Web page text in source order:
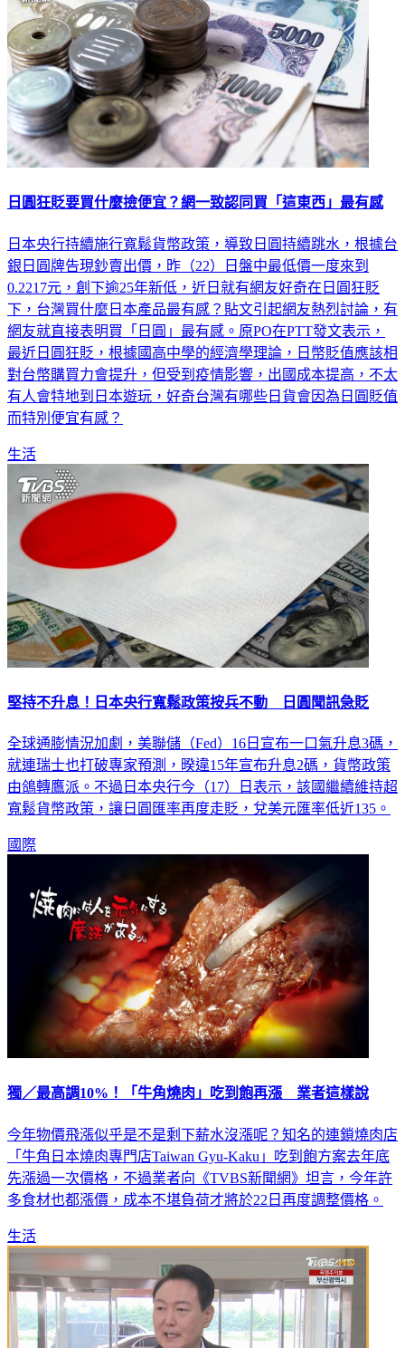
日圓狂貶要買什麼撿便宜？網一致認同買「這東西」最有感
日本央行持續施行寬鬆貨幣政策，導致日圓持續跳水，根據台
銀日圓牌告現鈔賣出價，昨（22）日盤中最低價一度來到
0.2217元，創下逾25年新低，近日就有網友好奇在日圓狂貶
下，台灣買什麼日本產品最有感？貼文引起網友熱烈討論，有
網友就直接表明買「日圓」最有感。原PO在PTT發文表示，
最近日圓狂貶，根據國高中學的經濟學理論，日幣貶值應該相
對台幣購買力會提升，但受到疫情影響，出國成本提高，不太
有人會特地到日本遊玩，好奇台灣有哪些日貨會因為日圓貶值
而特別便宜有感？
生活
堅持不升息！日本央行寬鬆政策按兵不動 日圓聞訊急貶
全球通膨情況加劇，美聯儲（Fed）16日宣布一口氣升息3碼，
就連瑞士也打破專家預測，暌違15年宣布升息2碼，貨幣政策
由鴿轉鷹派。不過日本央行今（17）日表示，該國繼續維持超
寬鬆貨幣政策，讓日圓匯率再度走貶，兌美元匯率低近135。
國際
獨／最高調10%！「牛角燒肉」吃到飽再漲 業者這樣說
今年物價飛漲似乎是不是剩下薪水沒漲呢？知名的連鎖燒肉店
「牛角日本燒肉專門店Taiwan Gyu-Kaku」吃到飽方案去年底
先漲過一次價格，不過業者向《TVBS新聞網》坦言，今年許
多食材也都漲價，成本不堪負荷才將於22日再度調整價格。
生活